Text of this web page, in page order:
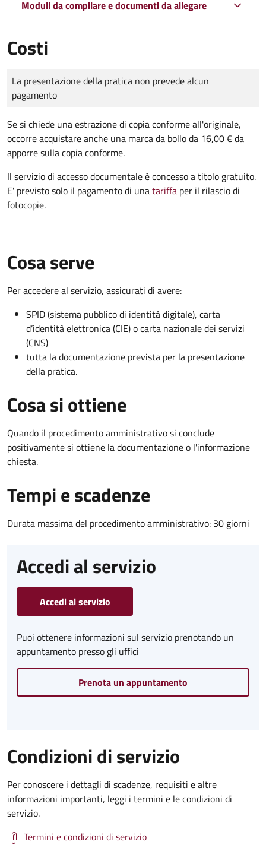
Moduli da compilare e documenti da allegare
Costi
Tipo di pagamento
Importo
La presentazione della pratica non prevede alcun
pagamento
Se si chiede una estrazione di copia conforme all'originale,
occorre acquistare anche una marca da bollo da 16,00 € da
apporre sulla copia conforme.
Il servizio di accesso documentale è concesso a titolo gratuito.
E' previsto solo il pagamento di unatariffa per il rilascio di
fotocopie.
Cosa serve
Per accedere al servizio, assicurati di avere:
SPID (sistema pubblico di identità digitale), carta
d’identità elettronica (CIE) o carta nazionale dei servizi
(CNS)
tutta la documentazione prevista per la presentazione
della pratica.
Cosa si ottiene
Quando il procedimento amministrativo si conclude
positivamente si ottiene la documentazione o l'informazione
chiesta.
Tempi e scadenze
Durata massima del procedimento amministrativo: 30 giorni
Accedi al servizio
Accedi al servizio
Puoi ottenere informazioni sul servizio prenotando un
appuntamento presso gli uffici
Prenota un appuntamento
Condizioni di servizio
Per conoscere i dettagli di scadenze, requisiti e altre
informazioni importanti, leggi i termini e le condizioni di
servizio.
Termini e condizioni di servizio